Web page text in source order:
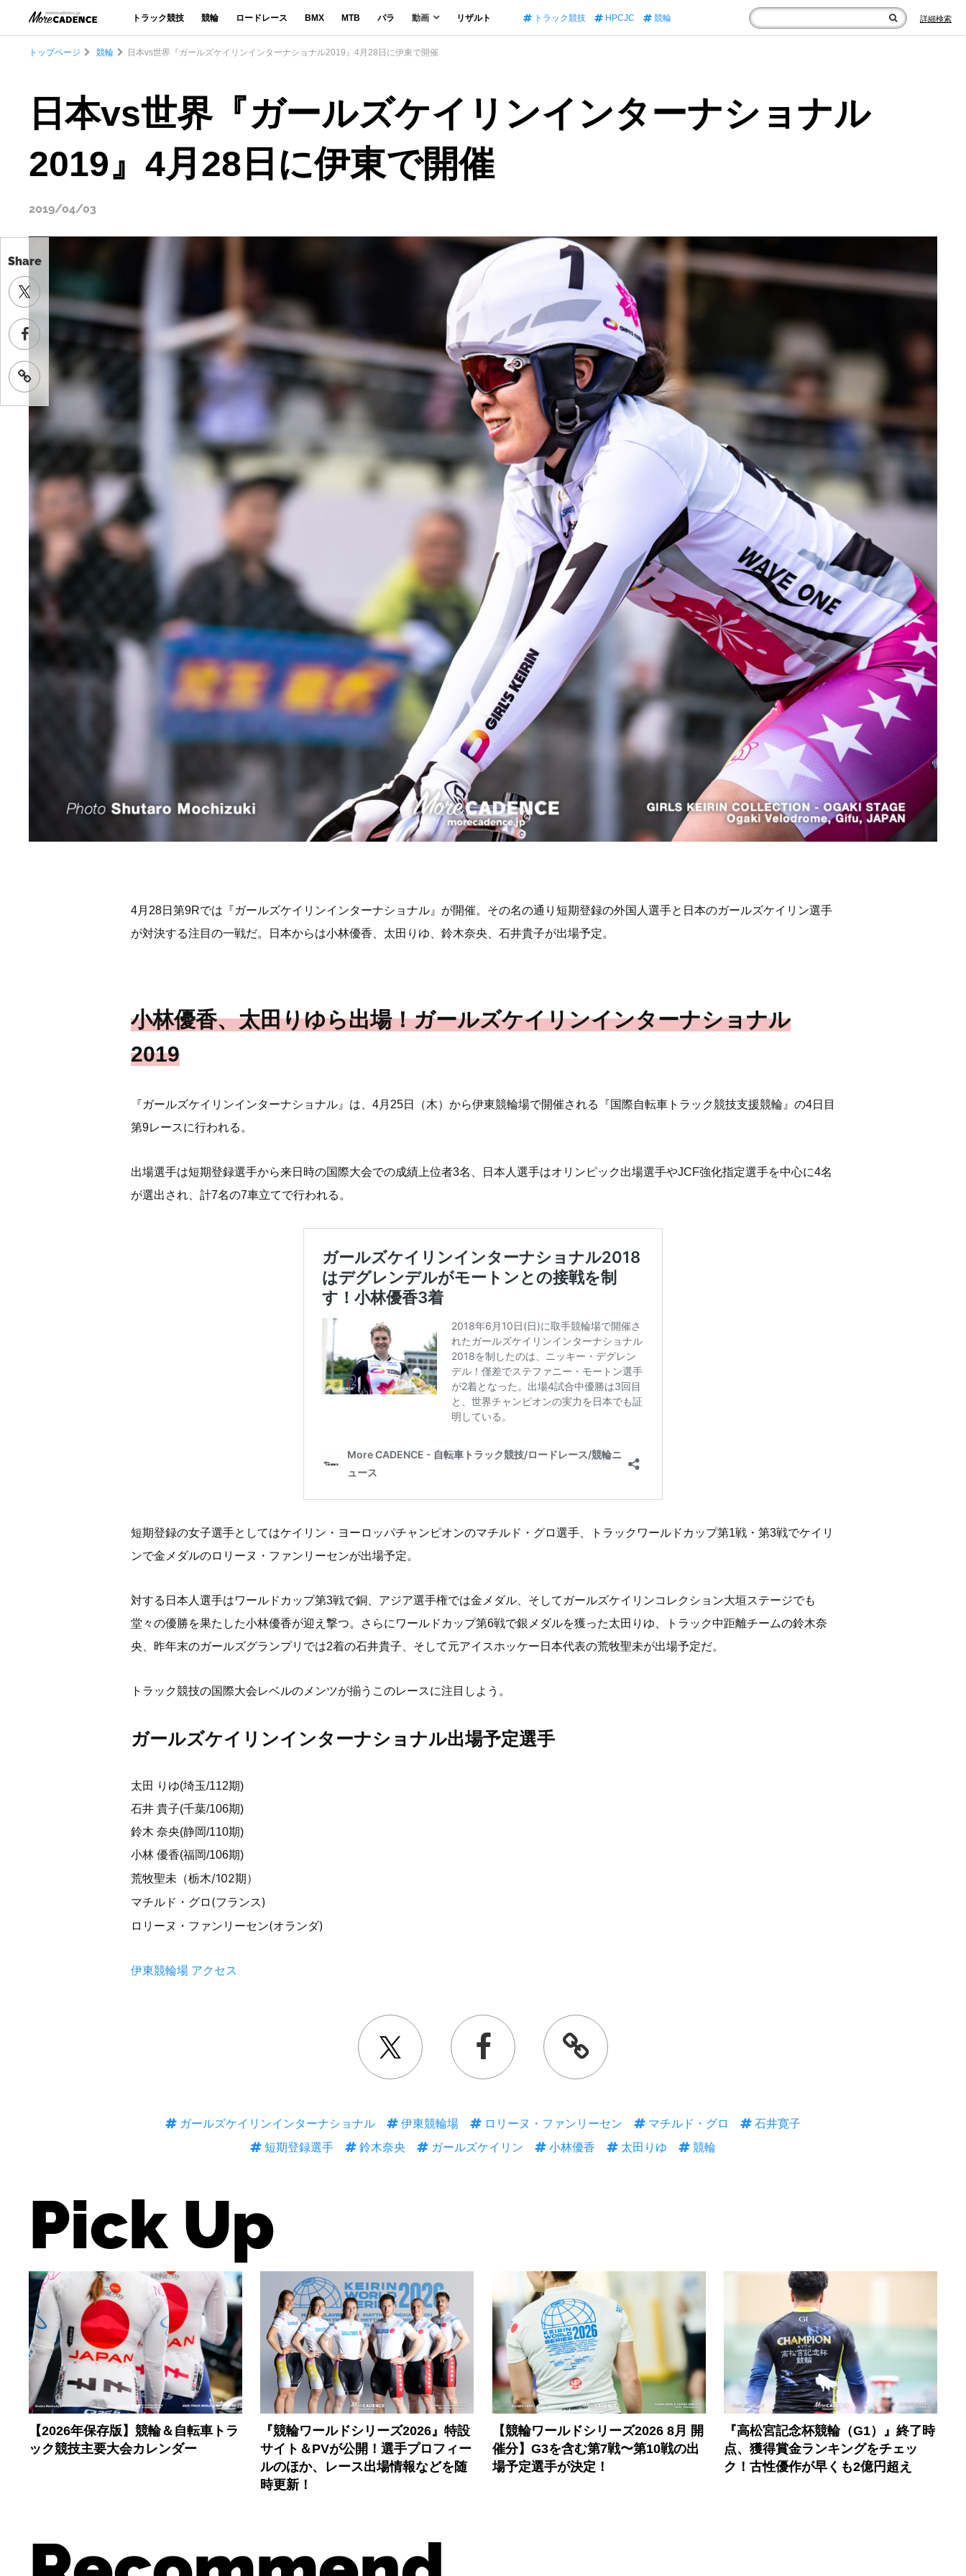
トラック競技 競輪 ロードレース BMX MTB パラ 動画 リザルト トラック競技 HPCJC 競輪 詳細検索
Share
トップページ 競輪 日本vs世界『ガールズケイリンインターナショナル2019』4月28日に伊東で開催
日本vs世界『ガールズケイリンインターナショナル
2019』4月28日に伊東で開催
2019/04/03
4月28日第9Rでは『ガールズケイリンインターナショナル』が開催。その名の通り短期登録の外国人選手と日本のガールズケイリン選手
が対決する注目の一戦だ。日本からは小林優香、太田りゆ、鈴木奈央、石井貴子が出場予定。
小林優香、太田りゆら出場！ガールズケイリンインターナショナル
2019
『ガールズケイリンインターナショナル』は、4月25日（木）から伊東競輪場で開催される『国際自転車トラック競技支援競輪』の4日目
第9レースに行われる。
出場選手は短期登録選手から来日時の国際大会での成績上位者3名、日本人選手はオリンピック出場選手やJCF強化指定選手を中心に4名
が選出され、計7名の7車立てで行われる。
短期登録の女子選手としてはケイリン・ヨーロッパチャンピオンのマチルド・グロ選手、トラックワールドカップ第1戦・第3戦でケイリ
ンで金メダルのロリーヌ・ファンリーセンが出場予定。
対する日本人選手はワールドカップ第3戦で銅、アジア選手権では金メダル、そしてガールズケイリンコレクション大垣ステージでも
堂々の優勝を果たした小林優香が迎え撃つ。さらにワールドカップ第6戦で銀メダルを獲った太田りゆ、トラック中距離チームの鈴木奈
央、昨年末のガールズグランプリでは2着の石井貴子、そして元アイスホッケー日本代表の荒牧聖未が出場予定だ。
トラック競技の国際大会レベルのメンツが揃うこのレースに注目しよう。
ガールズケイリンインターナショナル出場予定選手
太田 りゆ(埼玉/112期)
石井 貴子(千葉/106期)
鈴木 奈央(静岡/110期)
小林 優香(福岡/106期)
荒牧聖未（栃木/102期）
マチルド・グロ(フランス)
ロリーヌ・ファンリーセン(オランダ)
伊東競輪場 アクセス
ガールズケイリンインターナショナル 伊東競輪場 ロリーヌ・ファンリーセン マチルド・グロ
石井寛子
短期登録選手
鈴木奈央 ガールズケイリン 小林優香 太田りゆ 競輪
Pick Up
【2026年保存版】競輪＆自転車トラ
ック競技主要大会カレンダー
『競輪ワールドシリーズ2026』特設
サイト＆PVが公開！選手プロフィー
ルのほか、レース出場情報などを随
時更新！
【競輪ワールドシリーズ2026 8月 開
催分】G3を含む第7戦〜第10戦の出
場予定選手が決定！
『高松宮記念杯競輪（G1）』終了時
点、獲得賞金ランキングをチェッ
ク！古性優作が早くも2億円超え